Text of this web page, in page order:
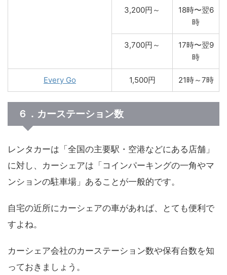
3,200円～
18時〜翌6
時
3,700円～
17時〜翌9
時
Every Go 1,500円 21時～7時
６．カーステーション数
レンタカーは「全国の主要駅・空港などにある店舗」
に対し、カーシェアは「コインパーキングの一角やマ
ンションの駐車場」あることが一般的です。
自宅の近所にカーシェアの車があれば、とても便利で
すよね。
カーシェア会社のカーステーション数や保有台数を知
っておきましょう。